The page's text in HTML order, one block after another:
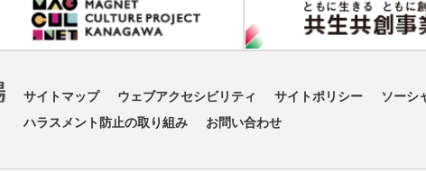
サイトマップ ウェブアクセシビリティ サイトポリシー ソーシ
ハラスメント防止の取り組み
お問い合わせ